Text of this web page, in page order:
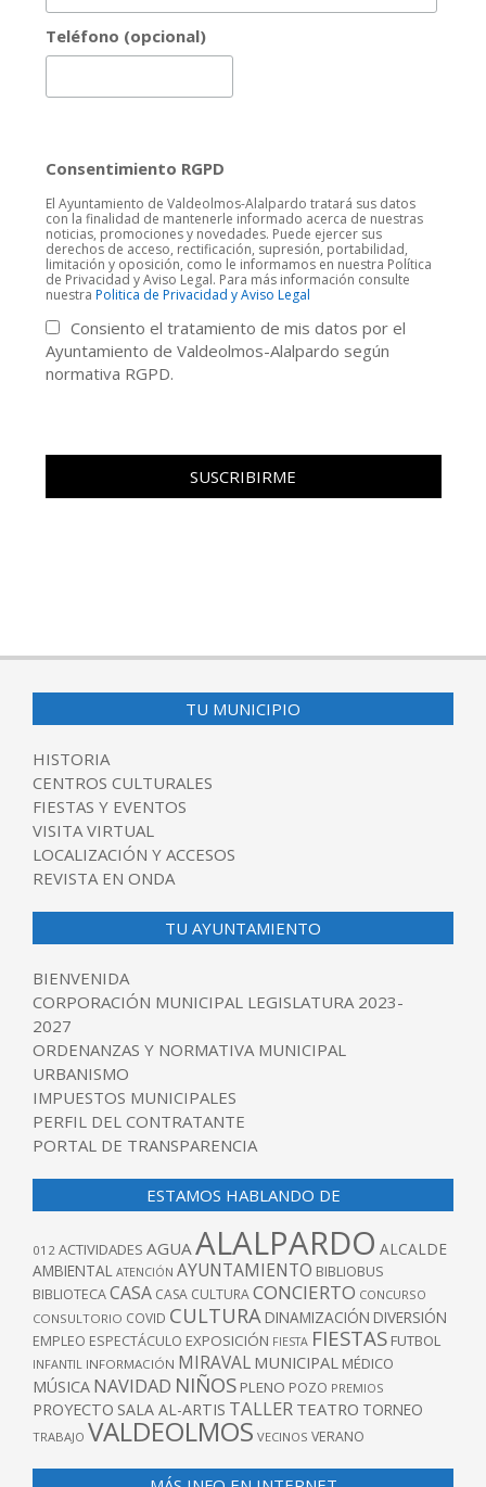
Teléfono (opcional)
Consentimiento RGPD
El Ayuntamiento de Valdeolmos-Alalpardo tratará sus datos
con la finalidad de mantenerle informado acerca de nuestras
noticias, promociones y novedades. Puede ejercer sus
derechos de acceso, rectificación, supresión, portabilidad,
limitación y oposición, como le informamos en nuestra Política
de Privacidad y Aviso Legal. Para más información consulte
nuestra Politica de Privacidad y Aviso Legal
Consiento el tratamiento de mis datos por el
Ayuntamiento de Valdeolmos-Alalpardo según
normativa RGPD.
TU MUNICIPIO
HISTORIA
CENTROS CULTURALES
FIESTAS Y EVENTOS
VISITA VIRTUAL
LOCALIZACIÓN Y ACCESOS
REVISTA EN ONDA
TU AYUNTAMIENTO
BIENVENIDA
CORPORACIÓN MUNICIPAL LEGISLATURA 2023-
2027
ORDENANZAS Y NORMATIVA MUNICIPAL
URBANISMO
IMPUESTOS MUNICIPALES
PERFIL DEL CONTRATANTE
PORTAL DE TRANSPARENCIA
ESTAMOS HABLANDO DE
012 ACTIVIDADES AGUA ALALPARDO ALCALDE
AMBIENTAL ATENCIÓN AYUNTAMIENTO BIBLIOBUS
BIBLIOTECACASA CASA CULTURACONCIERTO CONCURSO
CONSULTORIO COVID CULTURA DINAMIZACIÓN DIVERSIÓN
EMPLEO ESPECTÁCULO EXPOSICIÓN FIESTA FIESTAS FUTBOL
INFANTIL INFORMACIÓN MIRAVAL MUNICIPAL MÉDICO
MÚSICA NAVIDAD NIÑOS PLENO POZO PREMIOS
PROYECTO SALA AL-ARTIS TALLER TEATRO TORNEO
TRABAJO VALDEOLMOS VECINOS VERANO